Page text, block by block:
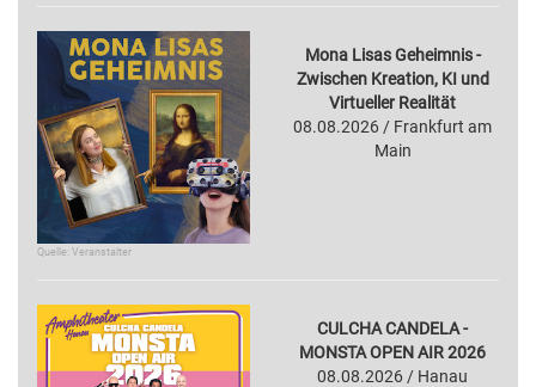
Quelle: Veranstalter
Mona Lisas Geheimnis -
Zwischen Kreation, KI und
Virtueller Realität
08.08.2026 / Frankfurt am
Main
CULCHA CANDELA -
MONSTA OPEN AIR 2026
08.08.2026 / Hanau